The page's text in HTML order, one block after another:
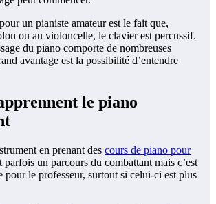
un pianiste amateur est le fait que,
ou au violoncelle, le clavier est percussif.
du piano comporte de nombreuses
avantage est la possibilité d’entendre
le piano
en prenant des cours de piano pour
parfois un parcours du combattant mais c’est
pour le professeur, surtout si celui-ci est plus